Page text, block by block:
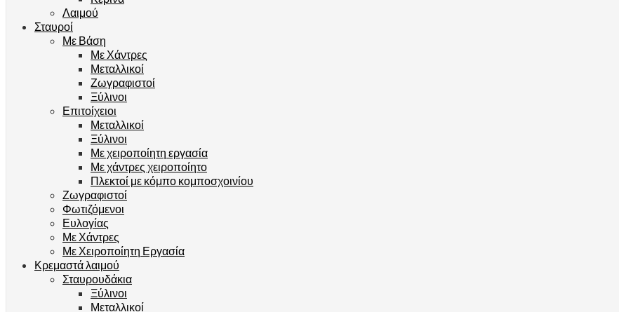
Λαιμού
Σταυροί
Με Βάση
Με Χάντρες
Μεταλλικοί
Ζωγραφιστοί
Ξύλινοι
Επιτοίχειοι
Μεταλλικοί
Ξύλινοι
Με χειροποίητη εργασία
Με χάντρες χειροποίητο
Πλεκτοί με κόμπο κομποσχοινίου
Ζωγραφιστοί
Φωτιζόμενοι
Ευλογίας
Με Χάντρες
Με Χειροποίητη Εργασία
Κρεμαστά λαιμού
Σταυρουδάκια
Ξύλινοι
Μεταλλικοί